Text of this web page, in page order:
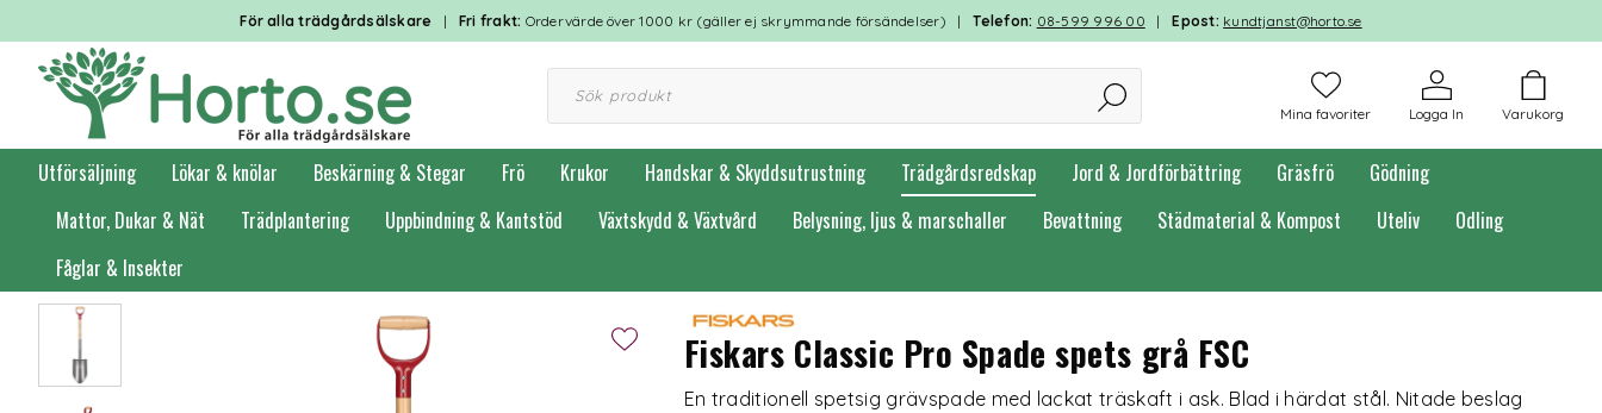
För alla trädgårdsälskare | Fri frakt: Ordervärde över 1000 kr (gäller ej skrymmande försändelser) |Telefon: 08-599 996 00 |Epost: kundtjanst@horto.se
Varukorg
Logga In
Mina favoriter
Utförsäljning Lökar & knölar Beskärning & Stegar Frö Krukor Handskar & Skyddsutrustning Trädgårdsredskap Jord & Jordförbättring Gräsfrö
Gödning
Mattor, Dukar & Nät
Trädplantering Uppbindning & Kantstöd Växtskydd & Växtvård Belysning, ljus & marschaller Bevattning Städmaterial & Kompost Uteliv
Odling
Fåglar & Insekter
Förstasidan Trädgårdsredskap
Fiskars Classic Pro Spade spets grå FSC
En traditionell spetsig grävspade med lackat träskaft i ask. Blad i härdat stål. Nitade beslag